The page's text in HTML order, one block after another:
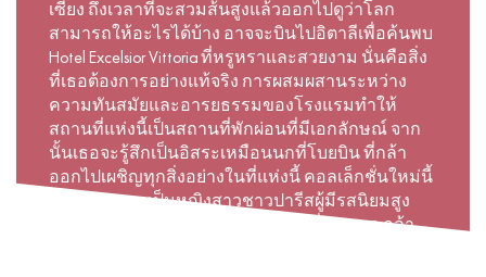
เซียง ถึงเวลาที่จะสวมส้นสูงแล้วออกไปดูว่าโลก
สามารถให้อะไรได้บ้าง อาจจะบินไปอิตาลีเพื่อค้นพบ
Hotel Excelsior Vittoria ที่หรูหราและสวยงาม นั่นคือสิ่ง
ที่เธอต้องการอย่างแท้จริง การผสมผสานระหว่าง
ความทันสมัยและอารยธรรมของโรงแรมทำให้
สถานที่แห่งนี้เป็นสถานที่พักผ่อนที่มีเอกลักษณ์ จาก
นั้นเธอจะรู้สึกเป็นอิสระเหมือนนกที่โบยบิน ที่กล้า
ออกไปเผชิญทุกสิ่งอย่างในที่แห่งนี้ คอลเล็กชั่นใหม่นี้
สะท้อนความเป็นหญิงสาวชาวปารีสผู้มีรสนิยมสูง
และหลงใหลในตัวเอง เป็นตัวเองทุกที่ทุกเวลา กล้า